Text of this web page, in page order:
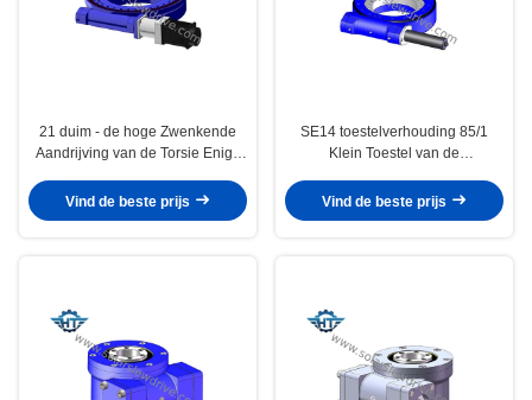
21 duim - de hoge Zwenkende
Aandrijving van de Torsie Enige
Marine Cranes And Digger
Vind de beste prijs
SE14 toestelverhouding 85/1
Klein Toestel van de
Aandrijving voor Enige As en
Dubbele As Zonnedrijvers
Vind de beste prijs